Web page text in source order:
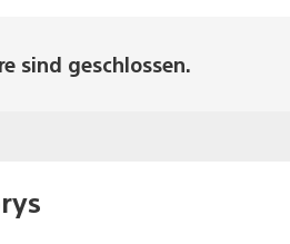
sind geschlossen.